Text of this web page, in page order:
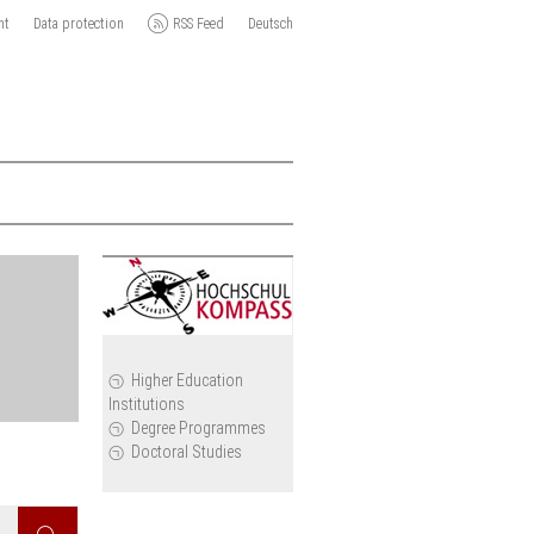
Data protection RSS Feed Deutsch
Higher Education
Institutions
Degree Programmes
Doctoral Studies